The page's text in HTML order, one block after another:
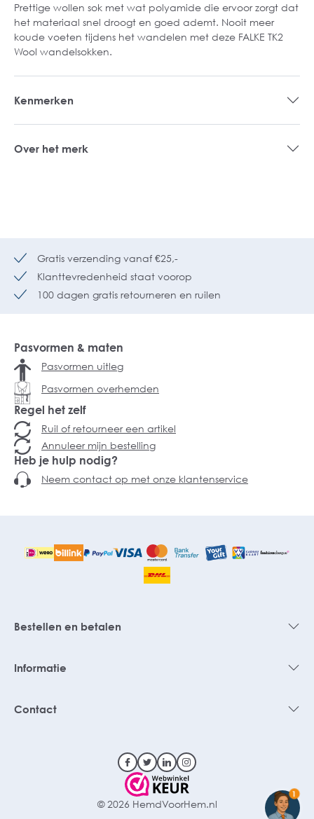
Prettige wollen sok met wat polyamide die ervoor zorgt dat
het materiaal snel droogt en goed ademt. Nooit meer
koude voeten tijdens het wandelen met deze FALKE TK2
Wool wandelsokken.
Kenmerken
Over het merk
Gratis verzending vanaf €25,-
Klanttevredenheid staat voorop
100 dagen gratis retourneren en ruilen
Pasvormen & maten
Pasvormen uitleg
Pasvormen overhemden
Regel het zelf
Ruil of retourneer een artikel
Annuleer mijn bestelling
Heb je hulp nodig?
Neem contact op met onze klantenservice
Bestellen en betalen
Informatie
Contact
© 2026 HemdVoorHem.nl
1